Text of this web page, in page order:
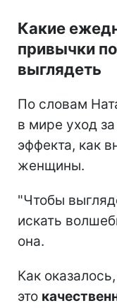
Какие
привычки
выглядеть
По словам
в мире уход
эффекта, как
женщины.
"Чтобы
искать
она.
Как
это